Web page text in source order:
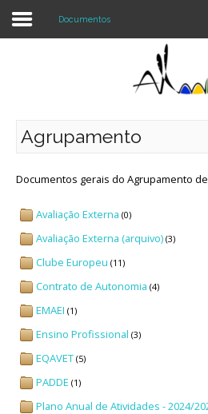
Agrupamento
Alunos e Pais
Oferta
Notícias
Projetos
Avaliação
Documentos
Agrupamento
Documentos gerais do Agrupamento
Avaliação Externa (0)
Avaliação Externa (arquivo) (3)
Clube Europeu (11)
Contrato de Autonomia (4)
EMAEI (1)
Ensino Profissional (3)
EQAVET (5)
PADDE (1)
Plano Anual de Atividades - 2024/